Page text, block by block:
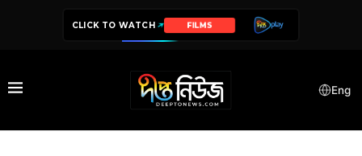
CLICK TO WATCH FILMS
Eng